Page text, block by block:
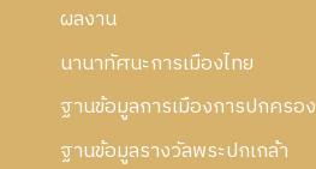
ผลงาน
นานาทัศนะการเมืองไทย
ฐานข้อมูลการเมืองการปกครอง
ฐานข้อมูลรางวัลพระปกเกล้า